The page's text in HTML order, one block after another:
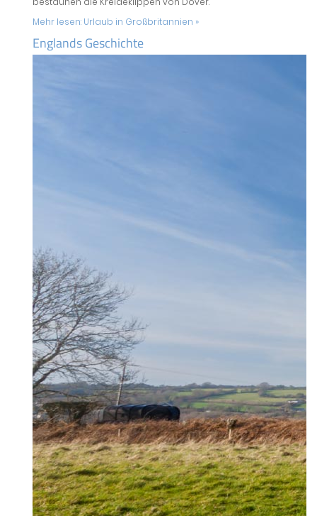
Mehr lesen: Urlaub in Großbritannien »
Englands Geschichte